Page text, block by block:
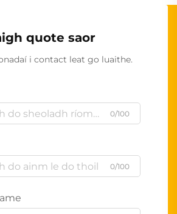
quote saor
i contact leat go luaithe.
0/100
0/100